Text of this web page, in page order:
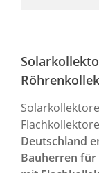
Deutschland
Bauherren für